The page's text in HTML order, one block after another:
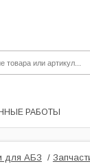
РАБОТЫ
для АБЗ /